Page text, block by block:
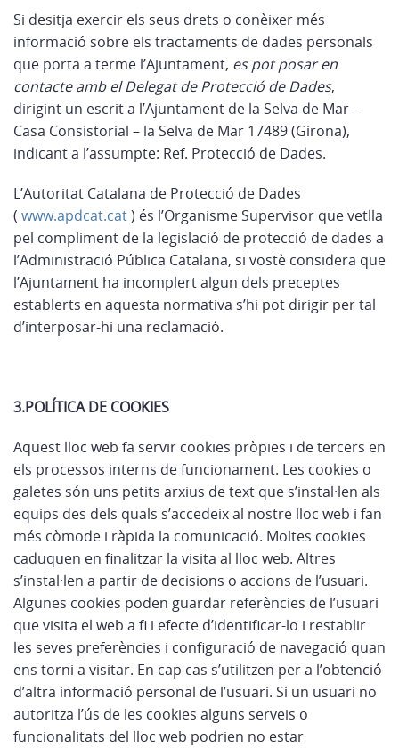
Si desitja exercir els seus drets o conèixer més
informació sobre els tractaments de dades personals
que porta a terme l’Ajuntament, es pot posar en
contacte amb el Delegat de Protecció de Dades,
dirigint un escrit a l’Ajuntament de la Selva de Mar –
Casa Consistorial – la Selva de Mar 17489 (Girona),
indicant a l’assumpte: Ref. Protecció de Dades.
L’Autoritat Catalana de Protecció de Dades
( www.apdcat.cat) és l’Organisme Supervisor que vetlla
pel compliment de la legislació de protecció de dades a
l’Administració Pública Catalana, si vostè considera que
l’Ajuntament ha incomplert algun dels preceptes
establerts en aquesta normativa s’hi pot dirigir per tal
d’interposar-hi una reclamació.
3.POLÍTICA DE COOKIES
Aquest lloc web fa servir cookies pròpies i de tercers en
els processos interns de funcionament. Les cookies o
galetes són uns petits arxius de text que s’instal·len als
equips des dels quals s’accedeix al nostre lloc web i fan
més còmode i ràpida la comunicació. Moltes cookies
caduquen en finalitzar la visita al lloc web. Altres
s’instal·len a partir de decisions o accions de l’usuari.
Algunes cookies poden guardar referències de l’usuari
que visita el web a fi i efecte d’identificar-lo i restablir
les seves preferències i configuració de navegació quan
ens torni a visitar. En cap cas s’utilitzen per a l’obtenció
d’altra informació personal de l’usuari. Si un usuari no
autoritza l’ús de les cookies alguns serveis o
funcionalitats del lloc web podrien no estar